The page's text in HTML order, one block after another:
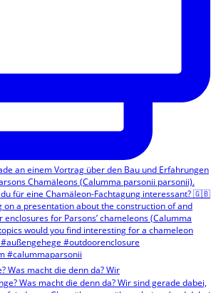
Was macht die denn da? Wir